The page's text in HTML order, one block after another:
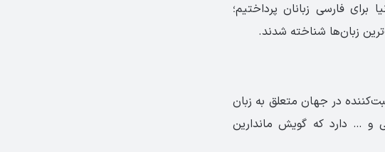
همین زبان است. اما ما در این بخش به معرفی سخت ترین زبان دنیا برای فارسی زبانان ‎پرداختیم؛
زبان‌ها شناخته شدند.
در جهان متعلق به زبان
و … دارد که گویش ماندارین